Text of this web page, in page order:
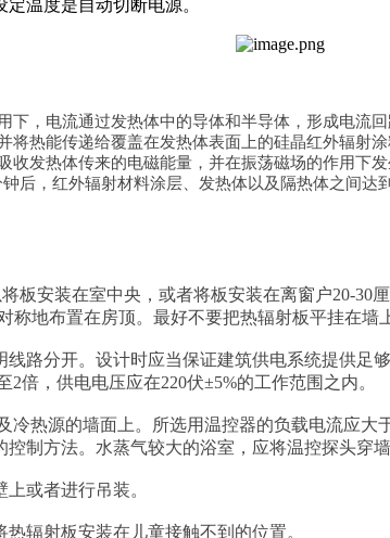
温度是自动切断电源。
，电流通过发热体中的导体和半导体，形成电流
热能传递给覆盖在发热体表面上的硅晶红外辐射
发热体传来的电磁能量，并在振荡磁场的作用下
钟后，红外辐射材料涂层、发热体以及隔热体之间达
板安装在室中央，或者将板安装在离窗户20-
地布置在房顶。最好不要把热辐射板平挂在墙
路分开。设计时应当保证建筑供电系统提供
倍，供电电压应在220伏±5%的工作范围之内。
冷热源的墙面上。所选用温控器的负载电流应
制方法。水蒸气较大的浴室，应将温控探头穿
或者进行吊装。
辐射板安装在儿童接触不到的位置。